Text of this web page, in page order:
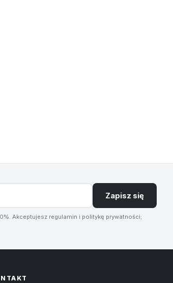
Zapisz się
Akceptujesz regulamin i politykę prywatności;